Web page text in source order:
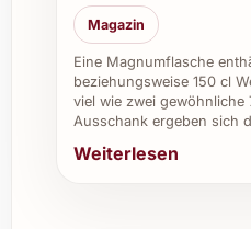
Magazin
Eine Magnumflasche
beziehungsweise 150 cl
viel wie zwei
Ausschank ergeben sich
Weiterlesen